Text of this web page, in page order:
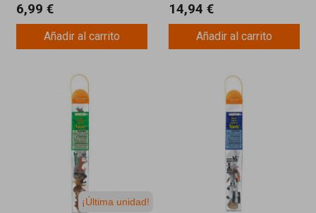
6,99 €
Añadir al carrito
14,94 €
Añadir al carrito
¡Última unidad!